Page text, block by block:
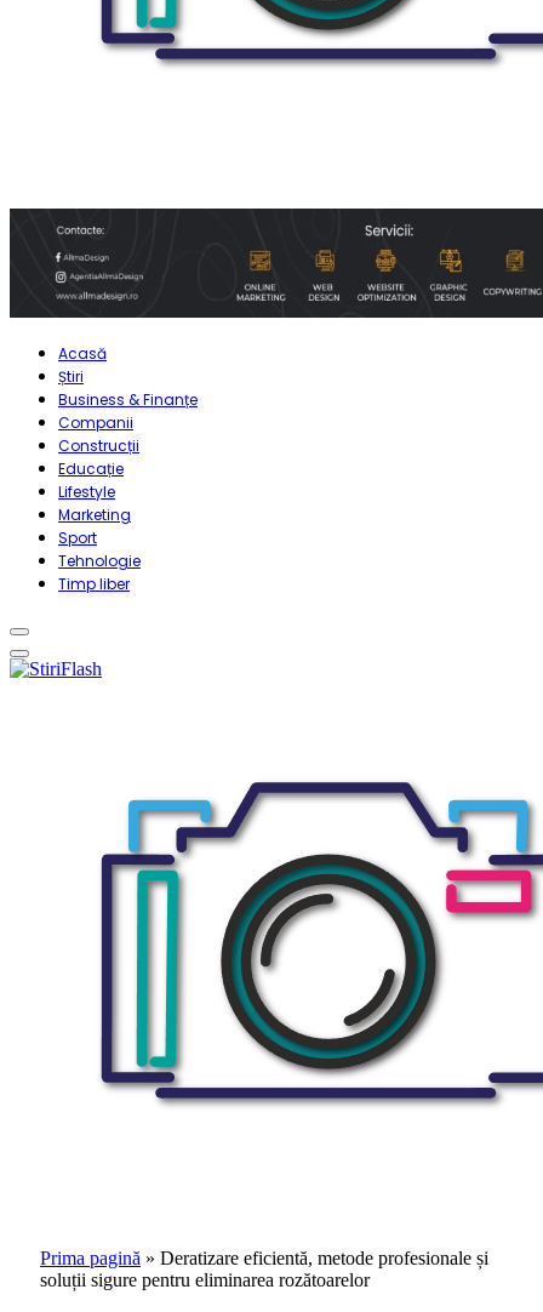
Acasă
Știri
Business & Finanțe
Companii
Construcții
Educație
Lifestyle
Marketing
Sport
Tehnologie
Timp liber
Prima pagină » Deratizare eficientă, metode profesionale și
soluții sigure pentru eliminarea rozătoarelor